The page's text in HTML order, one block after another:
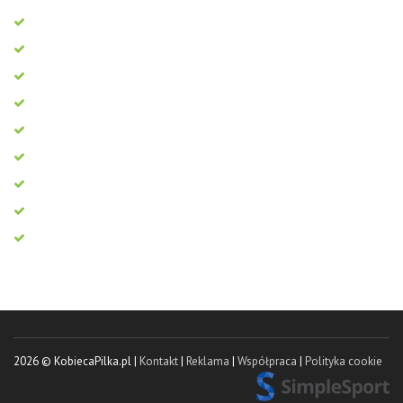
2026 © KobiecaPilka.pl | Kontakt| Reklama | Współpraca | Polityka cookie